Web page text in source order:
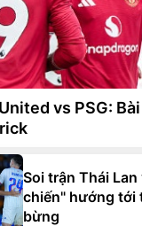
vs PSG:
Soi trận Thái
chiến" hướng tới
bừng